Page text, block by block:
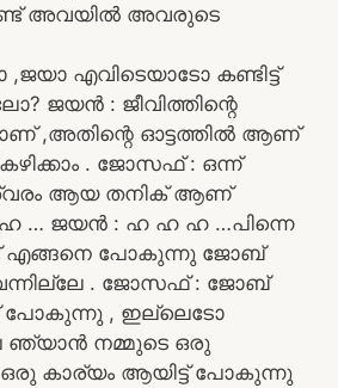
അവയിൽ അവരുടെ
എവിടെയാടോ കണ്ടിട്ട്
ജയൻ : ജീവിത്തിന്റെ
,അതിന്റെ ഓട്ടത്തിൽ ആണ്
കഴിക്കാം . ജോസഫ് : ഒന്ന്
ആയ തനിക് ആണ്
… ജയൻ : ഹ ഹ ഹ …പിന്നെ
എങ്ങനെ പോകുന്നു ജോബ്
വന്നില്ലേ . ജോസഫ് : ജോബ്
പോകുന്നു , ഇല്ലെടോ
ഞ്യാൻ നമ്മുടെ ഒരു
കാര്യം ആയിട്ട് പോകുന്നു